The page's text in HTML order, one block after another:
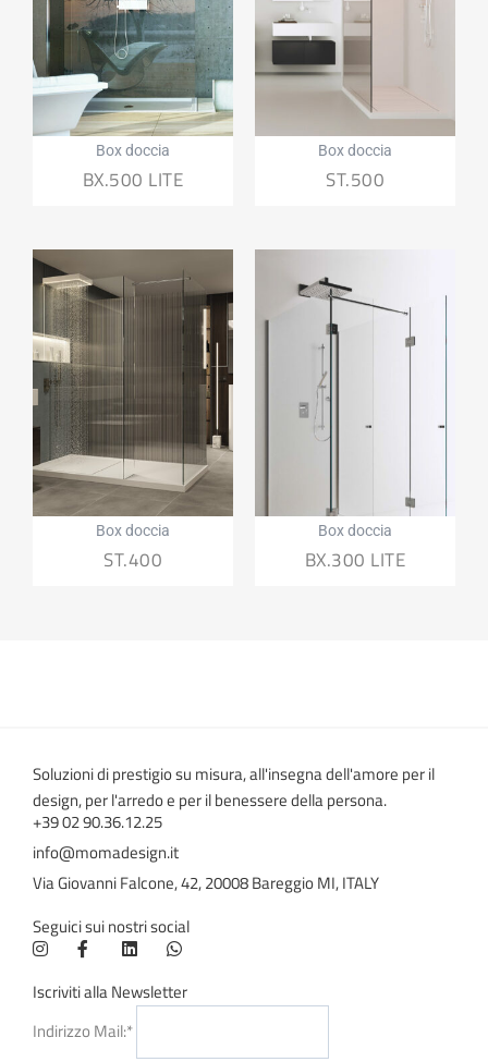
Box doccia
BX.500 LITE
Box doccia
ST.500
Box doccia
ST.400
Box doccia
BX.300 LITE
Soluzioni di prestigio su misura, all'insegna dell'amore per il
design, per l'arredo e per il benessere della persona.
+39 02 90.36.12.25
info@momadesign.it
Via Giovanni Falcone, 42, 20008 Bareggio MI, ITALY
Seguici sui nostri social
Iscriviti alla Newsletter
Indirizzo Mail:*